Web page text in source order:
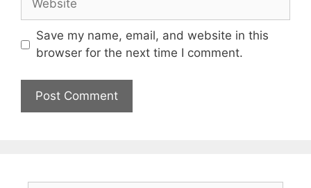
Save my name, email, and website in this
browser for the next time I comment.